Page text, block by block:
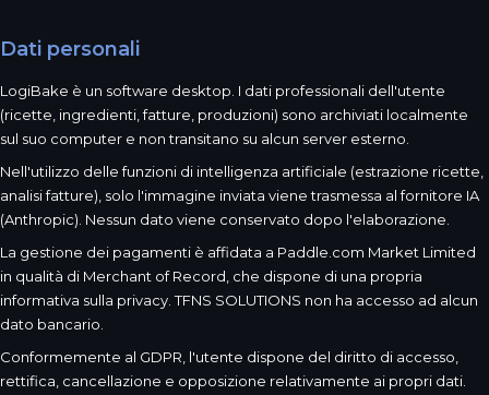
Dati personali
LogiBake è un software desktop. I dati professionali dell'utente
(ricette, ingredienti, fatture, produzioni) sono archiviati localmente
sul suo computer e non transitano su alcun server esterno.
Nell'utilizzo delle funzioni di intelligenza artificiale (estrazione ricette,
analisi fatture), solo l'immagine inviata viene trasmessa al fornitore IA
(Anthropic). Nessun dato viene conservato dopo l'elaborazione.
La gestione dei pagamenti è affidata a Paddle.com Market Limited
in qualità di Merchant of Record, che dispone di una propria
informativa sulla privacy. TFNS SOLUTIONS non ha accesso ad alcun
dato bancario.
Conformemente al GDPR, l'utente dispone del diritto di accesso,
rettifica, cancellazione e opposizione relativamente ai propri dati.